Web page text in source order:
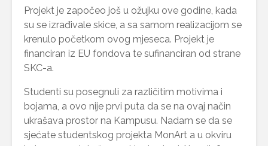
Projekt je započeo još u ožujku ove godine, kada
su se izrađivale skice, a sa samom realizacijom se
krenulo početkom ovog mjeseca. Projekt je
financiran iz EU fondova te sufinanciran od strane
SKC-a.
Studenti su posegnuli za različitim motivima i
bojama, a ovo nije prvi puta da se na ovaj način
ukrašava prostor na Kampusu. Nadam se da se
sjećate studentskog projekta MonArt a u okviru